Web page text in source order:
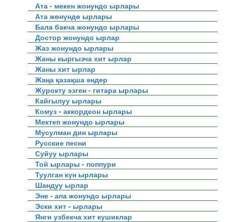
Ата - мекен жонундо ырлары
Ата жөнүндө ырлары
Бала бакча жонундо ырлары
Достор жонундо ырлар
Жаз жонундо ырлары
Жаны кыргызча хит ырлар
Жаны хит ырлар
Жаңа қазақша әндер
Журокту эзген - гитара ырлары
Кайгылуу ырлары
Комуз - аккордеон ырлары
Мектеп жонундо ырлары
Мусулман дин ырлары
Русские песни
Суйуу ырлары
Той ырлары - поппури
Туулган күн ырлары
Шандуу ырлар
Эне - апа жонундо ырлары
Эски хит - ырлары
Янги узбекча хит кушиклар